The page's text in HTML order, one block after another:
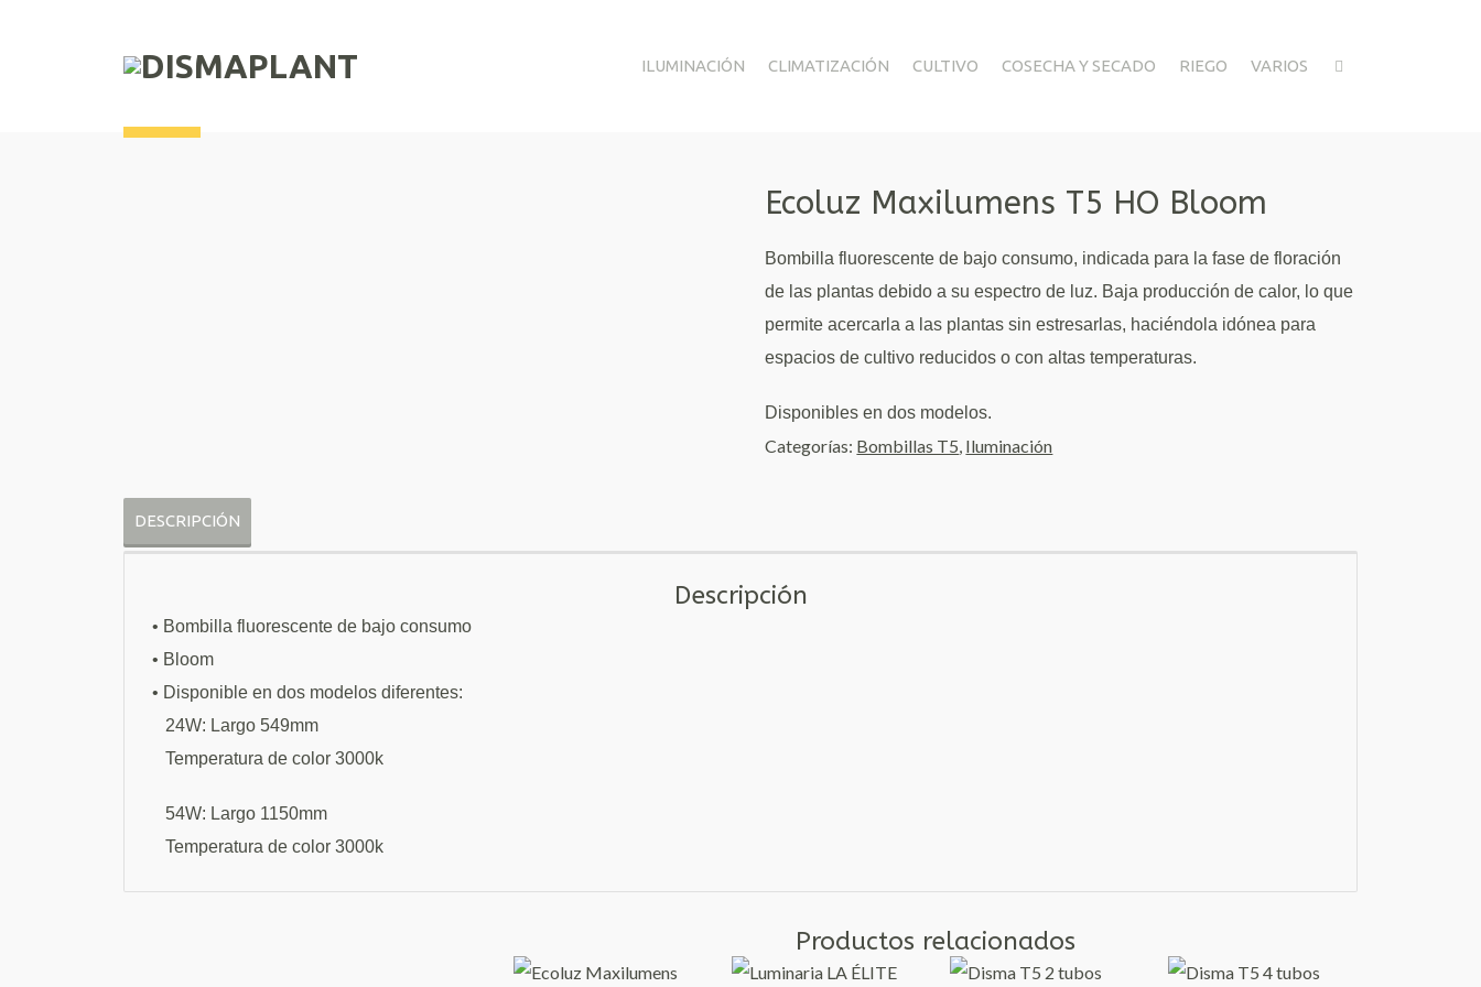
ILUMINACIÓN CLIMATIZACIÓN CULTIVO COSECHA Y SECADO RIEGO VARIOS
Ecoluz Maxilumens T5 HO Bloom
Bombilla fluorescente de bajo consumo, indicada para la fase de floración
de las plantas debido a su espectro de luz. Baja producción de calor, lo que
permite acercarla a las plantas sin estresarlas, haciéndola idónea para
espacios de cultivo reducidos o con altas temperaturas.
Disponibles en dos modelos.
Categorías: Bombillas T5, Iluminación
DESCRIPCIÓN
Descripción
• Bombilla fluorescente de bajo consumo
• Bloom
• Disponible en dos modelos diferentes:
24W: Largo 549mm
Temperatura de color 3000k
54W: Largo 1150mm
Temperatura de color 3000k
Productos relacionados